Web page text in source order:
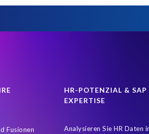
Fusionen
HR-POTENZIAL & SAP
EXPERTISE
Analysieren Sie HR Daten